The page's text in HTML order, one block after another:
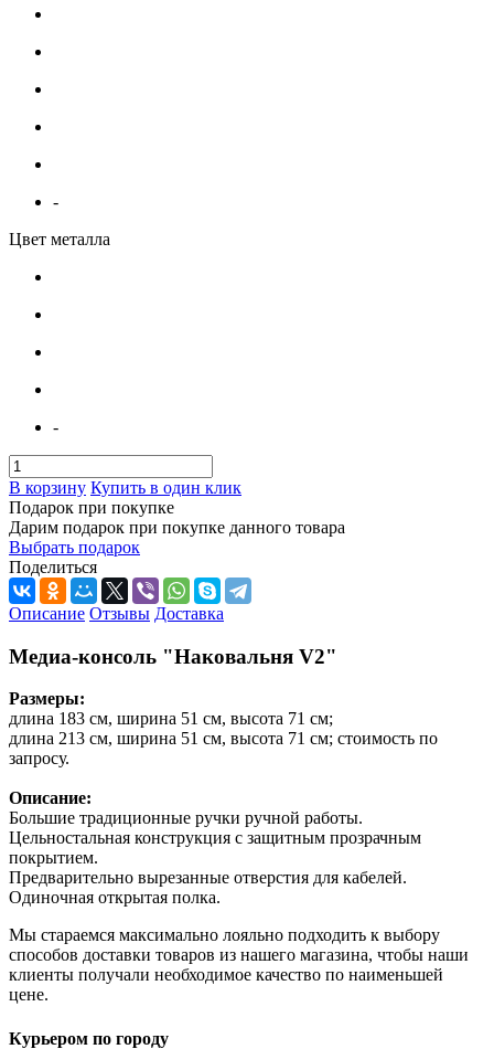
-
Цвет металла
-
В корзину Купить в один клик
Подарок при покупке
Дарим подарок при покупке данного товара
Выбрать подарок
Поделиться
Описание Отзывы Доставка
Медиа-консоль "Наковальня V2"
Размеры:
длина 183 см, ширина 51 см, высота 71 см;
длина 213 см, ширина 51 см, высота 71 см; стоимость по
запросу.
Описание:
Большие традиционные ручки ручной работы.
Цельностальная конструкция с защитным прозрачным
покрытием.
Предварительно вырезанные отверстия для кабелей.
Одиночная открытая полка.
Мы стараемся максимально лояльно подходить к выбору
способов доставки товаров из нашего магазина, чтобы наши
клиенты получали необходимое качество по наименьшей
цене.
Курьером по городу